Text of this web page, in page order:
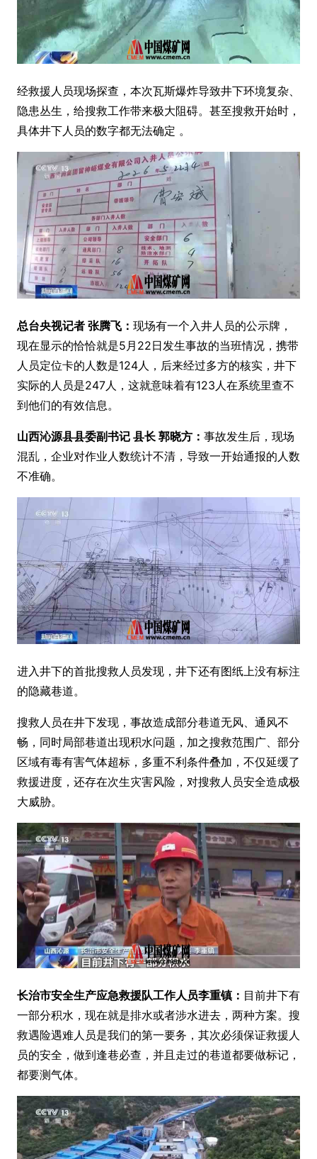
经救援人员现场探查，本次瓦斯爆炸导致井下环境复杂、
隐患丛生，给搜救工作带来极大阻碍。甚至搜救开始时，
具体井下人员的数字都无法确定 。
总台央视记者 张腾飞： 现场有一个入井人员的公示牌，
现在显示的恰恰就是5月22日发生事故的当班情况，携带
人员定位卡的人数是124人，后来经过多方的核实，井下
实际的人员是247人，这就意味着有123人在系统里查不
到他们的有效信息。
山西沁源县县委副书记 县长 郭晓方： 事故发生后，现场
混乱，企业对作业人数统计不清，导致一开始通报的人数
不准确。
进入井下的首批搜救人员发现，井下还有图纸上没有标注
的隐藏巷道。
搜救人员在井下发现，事故造成部分巷道无风、通风不
畅，同时局部巷道出现积水问题，加之搜救范围广、部分
区域有毒有害气体超标，多重不利条件叠加，不仅延缓了
救援进度，还存在次生灾害风险，对搜救人员安全造成极
大威胁。
长治市安全生产应急救援队工作人员李重镇： 目前井下有
一部分积水，现在就是排水或者涉水进去，两种方案。搜
救遇险遇难人员是我们的第一要务，其次必须保证救援人
员的安全，做到逢巷必查，并且走过的巷道都要做标记，
都要测气体。